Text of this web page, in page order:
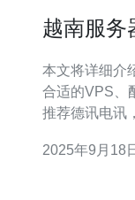
越南服务
本文将详细介
合适的VPS、
推荐德讯电讯
合适的越南服
2025年9月18